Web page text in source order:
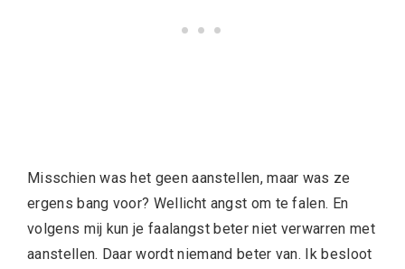
Misschien was het geen aanstellen, maar was ze
ergens bang voor? Wellicht angst om te falen. En
volgens mij kun je faalangst beter niet verwarren met
aanstellen. Daar wordt niemand beter van. Ik besloot